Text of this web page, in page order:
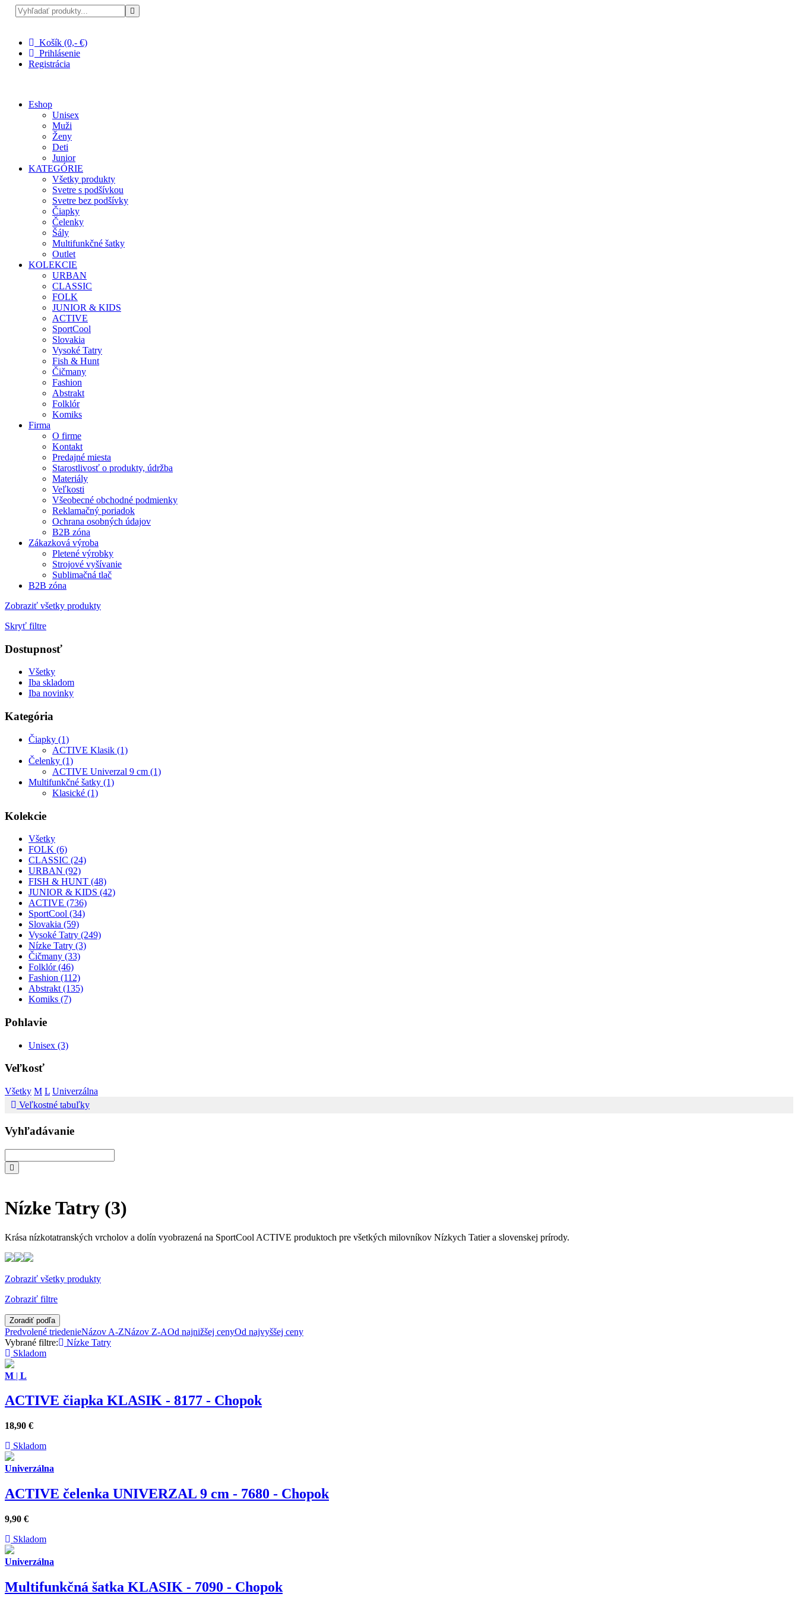
Košík (0,- €)
Prihlásenie
Registrácia
Eshop
Unisex
Muži
Ženy
Deti
Junior
KATEGÓRIE
Všetky produkty
Svetre s podšívkou
Svetre bez podšívky
Čiapky
Čelenky
Šály
Multifunkčné šatky
Outlet
KOLEKCIE
URBAN
CLASSIC
FOLK
JUNIOR & KIDS
ACTIVE
SportCool
Slovakia
Vysoké Tatry
Fish & Hunt
Čičmany
Fashion
Abstrakt
Folklór
Komiks
Firma
O firme
Kontakt
Predajné miesta
Starostlivosť o produkty, údržba
Materiály
Veľkosti
Všeobecné obchodné podmienky
Reklamačný poriadok
Ochrana osobných údajov
B2B zóna
Zákazková výroba
Pletené výrobky
Strojové vyšívanie
Sublimačná tlač
B2B zóna
Zobraziť všetky produkty
Skryť filtre
Dostupnosť
Všetky
Iba skladom
Iba novinky
Kategória
Čiapky (1)
ACTIVE Klasik (1)
Čelenky (1)
ACTIVE Univerzal 9 cm (1)
Multifunkčné šatky (1)
Klasické (1)
Kolekcie
Všetky
FOLK (6)
CLASSIC (24)
URBAN (92)
FISH & HUNT (48)
JUNIOR & KIDS (42)
ACTIVE (736)
SportCool (34)
Slovakia (59)
Vysoké Tatry (249)
Nízke Tatry (3)
Čičmany (33)
Folklór (46)
Fashion (112)
Abstrakt (135)
Komiks (7)
Pohlavie
Unisex (3)
Veľkosť
Všetky M L Univerzálna
Veľkostné tabuľky
Vyhľadávanie
Nízke Tatry (3)
Krása nízkotatranských vrcholov a dolín vyobrazená na SportCool ACTIVE produktoch pre všetkých milovníkov Nízkych Tatier a slovenskej prírody.
Zobraziť všetky produkty
Zobraziť filtre
Zoradiť podľa
Predvolené triedenieNázov A-ZNázov Z-AOd najnižšej cenyOd najvyššej ceny
Vybrané filtre:
Nízke Tatry
Skladom
M | L
ACTIVE čiapka KLASIK - 8177 - Chopok
18,90 €
Skladom
Univerzálna
ACTIVE čelenka UNIVERZAL 9 cm - 7680 - Chopok
9,90 €
Skladom
Univerzálna
Multifunkčná šatka KLASIK - 7090 - Chopok